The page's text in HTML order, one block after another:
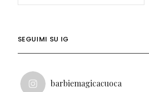
SEGUIMI SU IG
barbiemagicacuoca